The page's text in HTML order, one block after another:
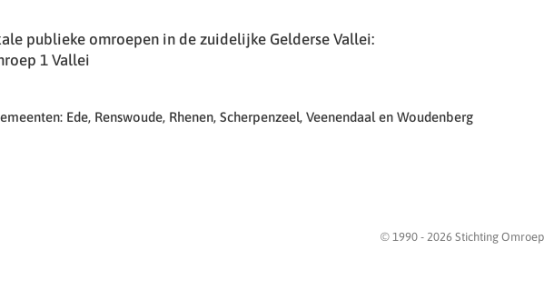
publieke omroepen in de zuidelijke Gelderse Vallei:
1 Vallei
Ede, Renswoude, Rhenen, Scherpenzeel, Veenendaal en Woudenberg
© 1990 - 2026 Stichting